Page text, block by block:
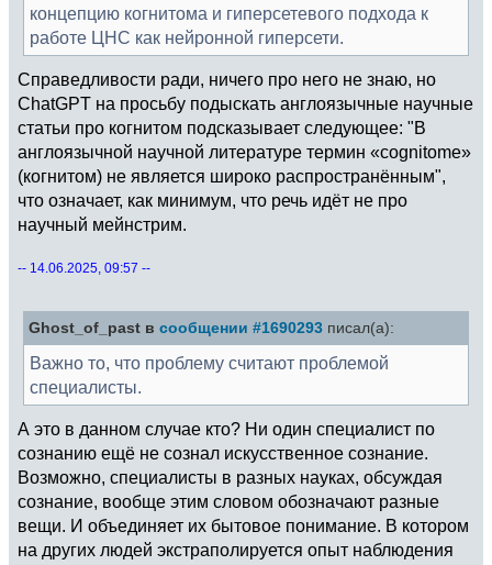
концепцию когнитома и гиперсетевого подхода к
работе ЦНС как нейронной гиперсети.
Справедливости ради, ничего про него не знаю, но
ChatGPT на просьбу подыскать англоязычные научные
статьи про когнитом подсказывает следующее: "В
англоязычной научной литературе термин «cognitome»
(когнитом) не является широко распространённым",
что означает, как минимум, что речь идёт не про
научный мейнстрим.
-- 14.06.2025, 09:57 --
Ghost_of_past в сообщении #1690293 писал(а):
Важно то, что проблему считают проблемой
специалисты.
А это в данном случае кто? Ни один специалист по
сознанию ещё не сознал искусственное сознание.
Возможно, специалисты в разных науках, обсуждая
сознание, вообще этим словом обозначают разные
вещи. И объединяет их бытовое понимание. В котором
на других людей экстраполируется опыт наблюдения